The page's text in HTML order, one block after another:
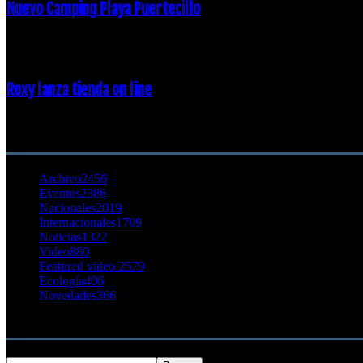
Nuevo Camping Playa Puertecillo
Roxy lanza tienda on line
Archivo2456
Eventos2386
Nacionales2019
Internacionales1709
Noticias1322
Video880
Featured video 2579
Ecología406
Novedades366